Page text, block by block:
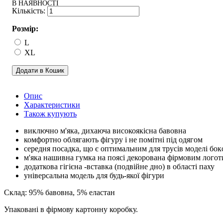
В НАЯВНОСТІ
Розмір:
L
XL
Додати в Кошик
Опис
Характеристики
Також купують
виключно м'яка, дихаюча високоякісна бавовна
комфортно облягають фігуру і не помітні під одягом
середня посадка, що є оптимальним для трусів моделі
м'яка нашивна гумка на поясі декорована фірмовим
додаткова гігієна -вставка (подвійне дно) в області паху
універсальна модель для будь-якої фігури
Склад: 95% бавовна, 5% еластан
Упаковані в фірмову картонну коробку.